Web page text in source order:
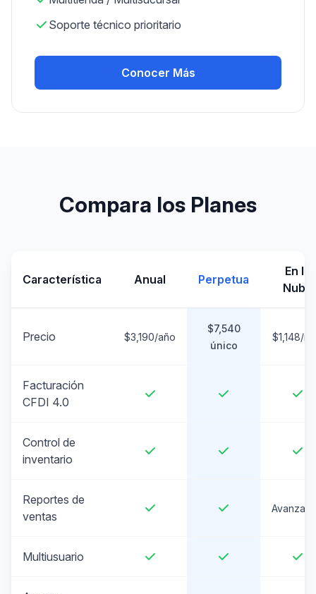
Soporte técnico prioritario
Conocer Más
Compara los Planes
Característica Anual Perpetua
En la
Nube
Precio $3,190/año
$7,540
único
$1,148/
Facturación
CFDI 4.0
Control de
inventario
Reportes de
ventas
Multiusuario